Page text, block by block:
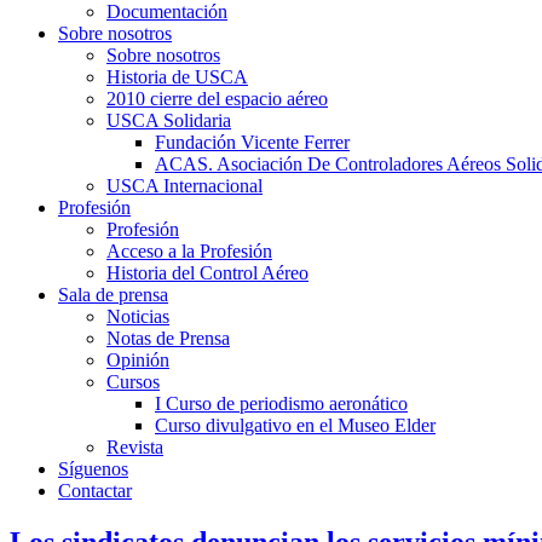
Documentación
Sobre nosotros
Sobre nosotros
Historia de USCA
2010 cierre del espacio aéreo
USCA Solidaria
Fundación Vicente Ferrer
ACAS. Asociación De Controladores Aéreos
USCA Internacional
Profesión
Profesión
Acceso a la Profesión
Historia del Control Aéreo
Sala de prensa
Noticias
Notas de Prensa
Opinión
Cursos
I Curso de periodismo aeronático
Curso divulgativo en el Museo Elder
Revista
Síguenos
Contactar